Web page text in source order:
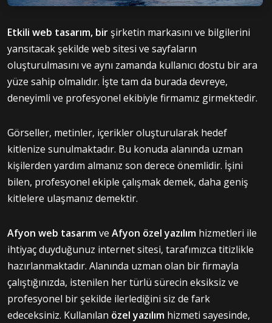
Etkili web tasarım, birşirketin markasını ve bilgilerini
yansıtacak şekilde web sitesi ve sayfaların
oluşturulmasını ve aynı zamanda kullanıcı dostu bir ara
yüze sahip olmalıdır. İşte tam da burada devreye,
deneyimli ve profesyonel ekibiyle firmamız girmektedir.
Görseller, metinler, içerikler oluşturularak hedef
kitlenize sunulmaktadır. Bu konuda alanında uzman
kişilerden yardım almanız son derece önemlidir. İşini
bilen, profesyonel ekiple çalışmak demek, daha geniş
kitlelere ulaşmanız demektir.
Afyon web tasarımve Afyon özel yazılım hizmetleri ile
ihtiyaç duyduğunuz internet sitesi, tarafımızca titizlikle
hazırlanmaktadır. Alanında uzman olan bir firmayla
çalıştığınızda, istenilen her türlü sürecin eksiksiz ve
profesyonel bir şekilde ilerlediğini siz de fark
edeceksiniz. Kullanılan özel yazılım hizmeti sayesinde,